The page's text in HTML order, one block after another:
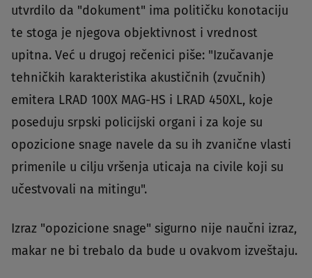
utvrdilo da "dokument" ima političku konotaciju
te stoga je njegova objektivnost i vrednost
upitna. Već u drugoj rečenici piše: "Izučavanje
tehničkih karakteristika akustičnih (zvučnih)
emitera LRAD 100X MAG-HS i LRAD 450XL, koje
poseduju srpski policijski organi i za koje su
opozicione snage navele da su ih zvanične vlasti
primenile u cilju vršenja uticaja na civile koji su
učestvovali na mitingu".
Izraz "opozicione snage" sigurno nije naučni izraz,
makar ne bi trebalo da bude u ovakvom izveštaju.